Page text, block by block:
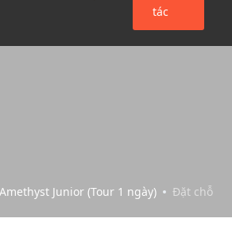
tác
Junior (Tour 1 ngày)
Đặt chỗ